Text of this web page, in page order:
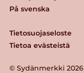
© Sydänmerkki 2026
Tietosuojaseloste
Tietoa evästeistä
På svenska